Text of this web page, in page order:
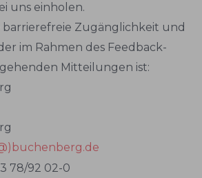
uns einholen.
Zugänglichkeit und
im Rahmen des Feedback-
Mitteilungen ist:
78/92 02-0